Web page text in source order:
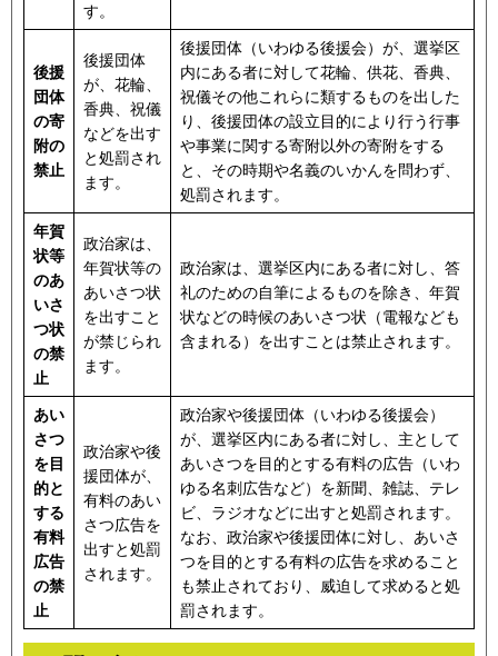
す。
後援
団体
の寄
附の
禁止
後援団体
が、花輪、
香典、祝儀
などを出す
と処罰され
ます。
後援団体（いわゆる後援会）が、選挙区
内にある者に対して花輪、供花、香典、
祝儀その他これらに類するものを出した
り、後援団体の設立目的により行う行事
や事業に関する寄附以外の寄附をする
と、その時期や名義のいかんを問わず、
処罰されます。
年賀
状等
のあ
いさ
つ状
の禁
止
政治家は、
年賀状等の
あいさつ状
を出すこと
が禁じられ
ます。
政治家は、選挙区内にある者に対し、答
礼のための自筆によるものを除き、年賀
状などの時候のあいさつ状（電報なども
含まれる）を出すことは禁止されます。
あい
さつ
を目
的と
する
有料
広告
の禁
止
政治家や後
援団体が、
有料のあい
さつ広告を
出すと処罰
されます。
政治家や後援団体（いわゆる後援会）
が、選挙区内にある者に対し、主として
あいさつを目的とする有料の広告（いわ
ゆる名刺広告など）を新聞、雑誌、テレ
ビ、ラジオなどに出すと処罰されます。
なお、政治家や後援団体に対し、あいさ
つを目的とする有料の広告を求めること
も禁止されており、威迫して求めると処
罰されます。